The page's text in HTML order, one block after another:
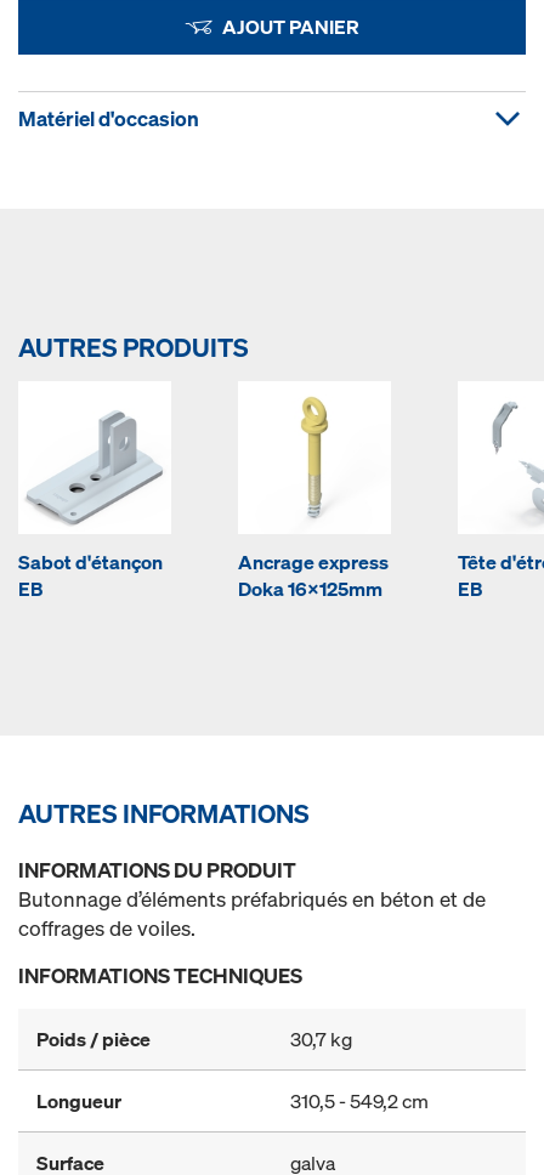
AJOUT PANIER
Matériel d'occasion
AUTRES PRODUITS
Sabot d'étançon
EB
Ancrage express
Doka 16x125mm
Tête
EB
AUTRES INFORMATIONS
INFORMATIONS DU PRODUIT
Butonnage d’éléments préfabriqués en béton et de
coffrages de voiles.
INFORMATIONS TECHNIQUES
Poids / pièce 30,7 kg
Longueur 310,5 - 549,2 cm
Surface galva